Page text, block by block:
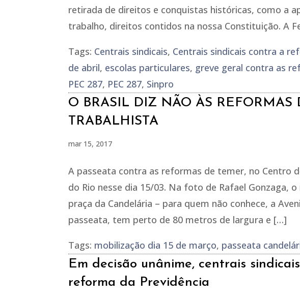
retirada de direitos e conquistas históricas, como a
trabalho, direitos contidos na nossa Constituição. A
Tags: Centrais sindicais, Centrais sindicais contra a
de abril, escolas particulares, greve geral contra as
PEC 287, PEC 287, Sinpro
O BRASIL DIZ NÃO ÀS REFORMAS
TRABALHISTA
mar 15, 2017
A passeata contra as reformas de temer, no Centro
do Rio nesse dia 15/03. Na foto de Rafael Gonzaga,
praça da Candelária – para quem não conhece, a
passeata, tem perto de 80 metros de largura e […]
Tags: mobilização dia 15 de março, passeata
Em decisão unânime, centrais
reforma da Previdência